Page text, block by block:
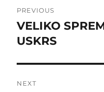
navigation
PREVIOUS
Previous
post:
VELIKO
USKRS
NEXT